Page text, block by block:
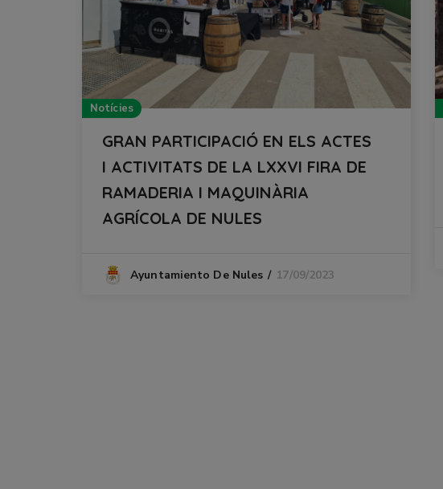
Notícies
GRAN PARTICIPACIÓ EN ELS ACTES
I ACTIVITATS DE LA LXXVI FIRA DE
RAMADERIA I MAQUINÀRIA
AGRÍCOLA DE NULES
Ayuntamiento De Nules 17/09/2023